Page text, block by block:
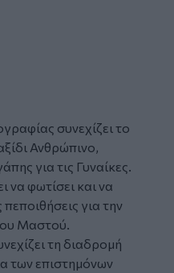
συνεχίζει το
Ανθρώπινο,
για τις Γυναίκες.
να φωτίσει και να
για την
Μαστού.
τη διαδρομή
των επιστημόνων